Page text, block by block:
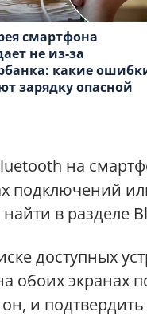
смартфона
не из-за
какие
зарядку опасной
на
подключений
в разделе
доступных
обоих экранах
и